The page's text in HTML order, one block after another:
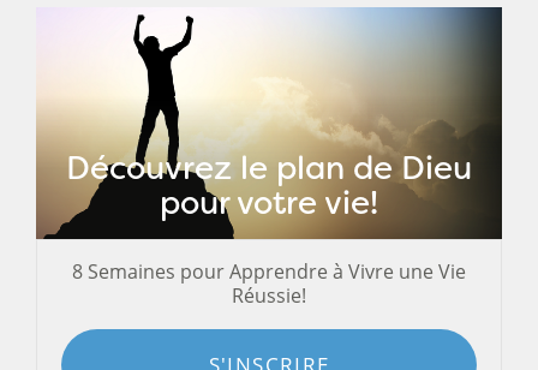
Découvrez le plan de Dieu
pour votre vie!
8 Semaines pour Apprendre à Vivre une Vie
Réussie!
S'INSCRIRE